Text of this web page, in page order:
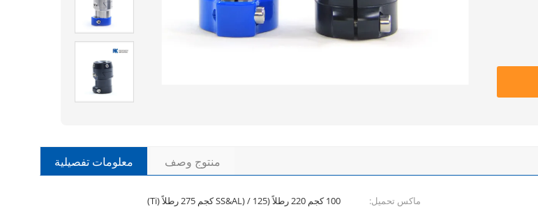
معلومات تفصيلية منتوج وصف
ماكس تحميل:
100 كجم 220 رطلاً (SS&AL) / 125 كجم 275 رطلاً (Ti)